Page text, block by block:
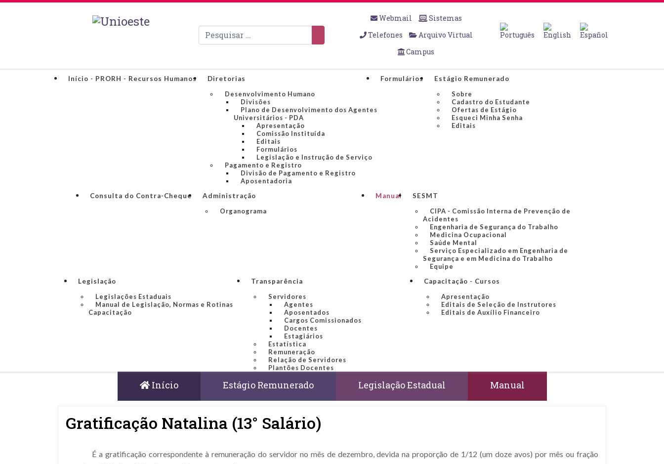
Pesquisar
Webmail
Sistemas
Telefones
Arquivo Virtual
Campus
Início - PRORH - Recursos Humanos
Diretorias
Desenvolvimento Humano
Divisões
Plano de Desenvolvimento dos Agentes
Universitários - PDA
Apresentação
Comissão Instituída
Editais
Formulários
Legislação e Instrução de Serviço
Pagamento e Registro
Divisão de Pagamento e Registro
Aposentadoria
Formulários
Estágio Remunerado
Sobre
Cadastro do Estudante
Ofertas de Estágio
Esqueci Minha Senha
Editais
Consulta do Contra-Cheque
Administração
Organograma
Manual
SESMT
CIPA - Comissão Interna de Prevenção de
Acidentes
Engenharia de Segurança do Trabalho
Medicina Ocupacional
Saúde Mental
Serviço Especializado em Engenharia de
Segurança e em Medicina do Trabalho
Equipe
Legislação
Legislações Estaduais
Manual de Legislação, Normas e Rotinas
Capacitação
Transparência
Servidores
Agentes
Aposentados
Cargos Comissionados
Docentes
Estagiários
Estatística
Remuneração
Relação de Servidores
Plantões Docentes
Capacitação - Cursos
Apresentação
Editais de Seleção de Instrutores
Editais de Auxílio Financeiro
Início Estágio Remunerado Legislação Estadual Manual
Gratificação Natalina (13° Salário)
É a gratificação correspondente à remuneração do servidor no mês de dezembro, devida na proporção de 1/12 (um doze avos) por mês ou fração